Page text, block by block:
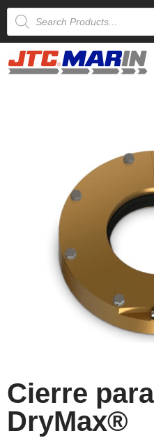
Cierre
DryMax®